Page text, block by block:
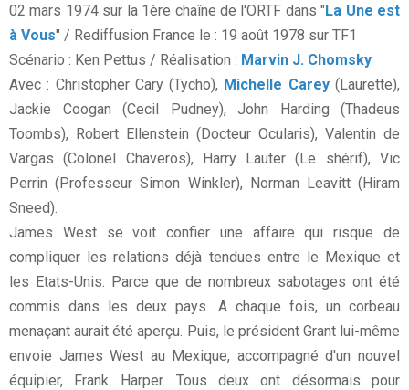
02 mars 1974 sur la 1ère chaîne de l'ORTF dans "La Une est
à Vous" / Rediffusion France le : 19 août 1978 sur TF1
Scénario : Ken Pettus / Réalisation : Marvin J. Chomsky
Avec : Christopher Cary (Tycho), Michelle Carey(Laurette),
Jackie Coogan (Cecil Pudney), John Harding (Thadeus
Toombs), Robert Ellenstein (Docteur Ocularis), Valentin de
Vargas (Colonel Chaveros), Harry Lauter (Le shérif), Vic
Perrin (Professeur Simon Winkler), Norman Leavitt (Hiram
Sneed).
James West se voit confier une affaire qui risque de
compliquer les relations déjà tendues entre le Mexique et
les Etats-Unis. Parce que de nombreux sabotages ont été
commis dans les deux pays. A chaque fois, un corbeau
menaçant aurait été aperçu. Puis, le président Grant lui-même
envoie James West au Mexique, accompagné d'un nouvel
équipier, Frank Harper. Tous deux ont désormais pour